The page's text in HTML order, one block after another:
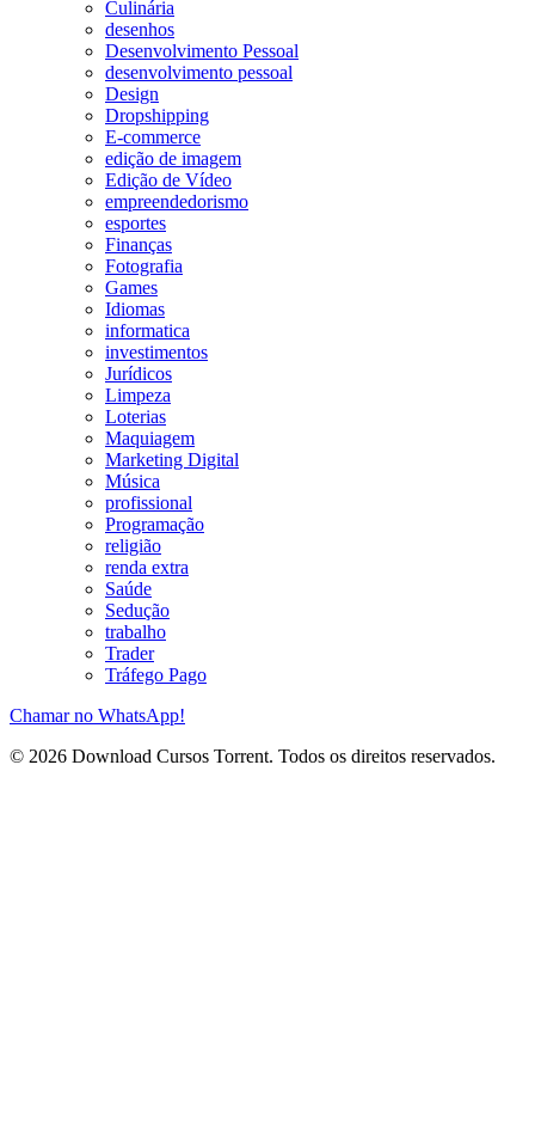
Culinária
desenhos
Desenvolvimento Pessoal
desenvolvimento pessoal
Design
Dropshipping
E-commerce
edição de imagem
Edição de Vídeo
empreendedorismo
esportes
Finanças
Fotografia
Games
Idiomas
informatica
investimentos
Jurídicos
Limpeza
Loterias
Maquiagem
Marketing Digital
Música
profissional
Programação
religião
renda extra
Saúde
Sedução
trabalho
Trader
Tráfego Pago
Chamar no WhatsApp!
© 2026 Download Cursos Torrent. Todos os direitos reservados.